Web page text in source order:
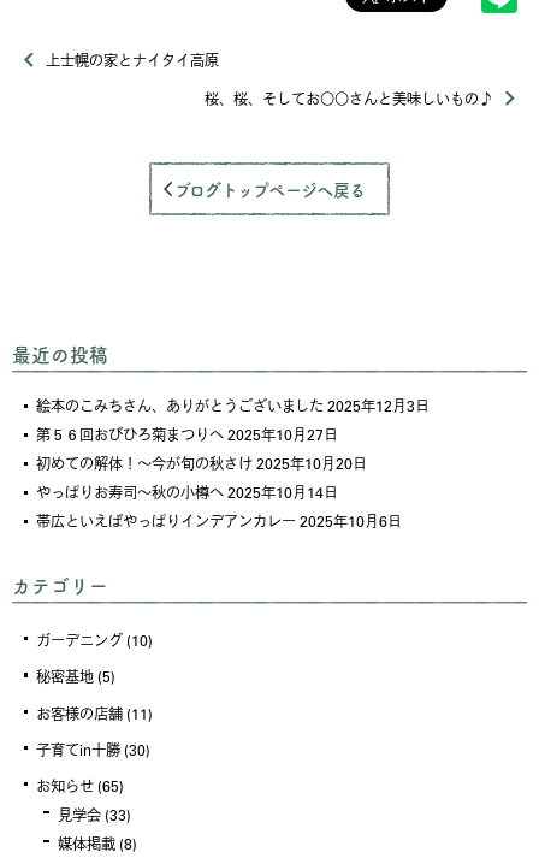
上士幌の家とナイタイ高原
桜、桜、そしてお〇〇さんと美味しいもの♪
ブログトップページへ戻る
最近の投稿
絵本のこみちさん、ありがとうございました 2025年12月3日
第５６回おびひろ菊まつりへ2025年10月27日
初めての解体！～今が旬の秋さけ2025年10月20日
やっぱりお寿司～秋の小樽へ2025年10月14日
帯広といえばやっぱりインデアンカレー2025年10月6日
カテゴリー
ガーデニング (10)
秘密基地 (5)
お客様の店舗 (11)
子育てin十勝 (30)
お知らせ (65)
見学会 (33)
媒体掲載 (8)